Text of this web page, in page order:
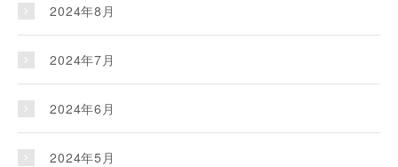
2024年8月
2024年7月
2024年6月
2024年5月